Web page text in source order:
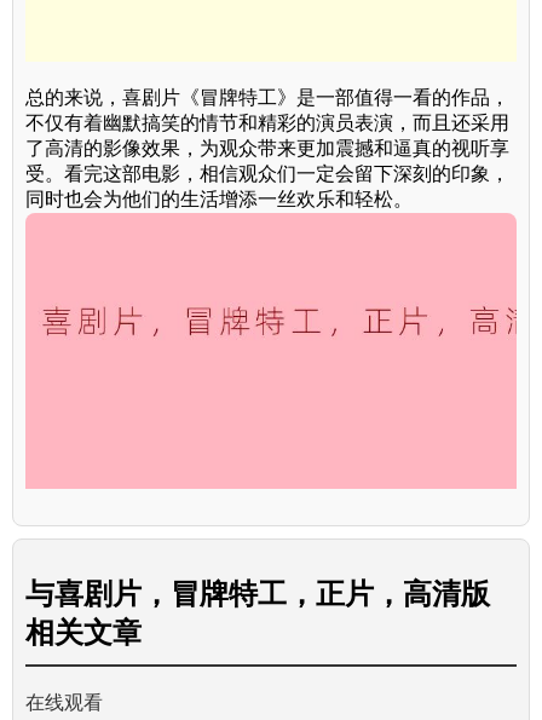
总的来说，喜剧片《冒牌特工》是一部值得一看的作品，
不仅有着幽默搞笑的情节和精彩的演员表演，而且还采用
了高清的影像效果，为观众带来更加震撼和逼真的视听享
受。看完这部电影，相信观众们一定会留下深刻的印象，
同时也会为他们的生活增添一丝欢乐和轻松。
与喜剧片，冒牌特工，正片，高清版
相关文章
在线观看